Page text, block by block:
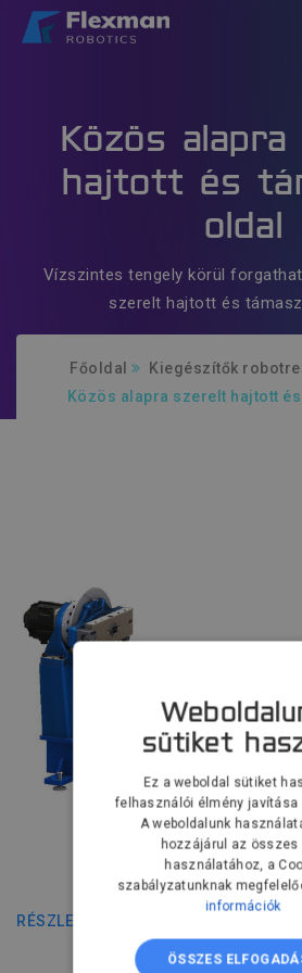
Szolgáltatásaink
Rólunk
Közös
hajtott és
oldal
Vízszintes tengely körül
szerelt hajtott és
Főoldal
Kiegészítők
Közös alapra szerelt hajtott
HTC-500
RÉSZLETEK
sütiket
Ez a weboldal sütiket
felhasználói élmény javítása
A weboldalunk
hozzájárul az összes
használatához, a
szabályzatunknak
információk
ÖSSZES